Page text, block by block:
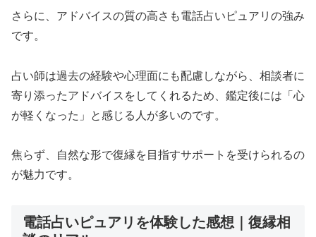
さらに、アドバイスの質の高さも電話占いピュアリの強み
です。
占い師は過去の経験や心理面にも配慮しながら、相談者に
寄り添ったアドバイスをしてくれるため、鑑定後には「心
が軽くなった」と感じる人が多いのです。
焦らず、自然な形で復縁を目指すサポートを受けられるの
が魅力です。
電話占いピュアリを体験した感想｜復縁相